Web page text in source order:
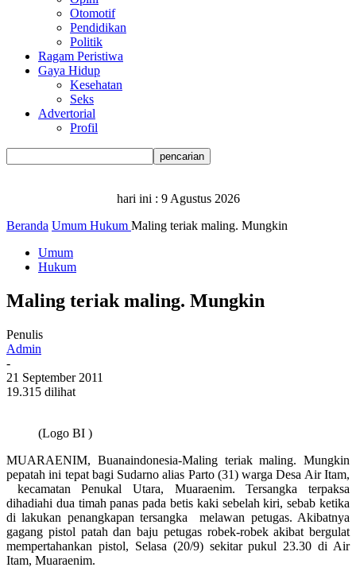
Otomotif
Pendidikan
Politik
Ragam Peristiwa
Gaya Hidup
Kesehatan
Seks
Advertorial
Profil
hari ini : 9 Agustus 2026
Beranda Umum Hukum Maling teriak maling. Mungkin
Umum
Hukum
Maling teriak maling. Mungkin
Penulis
Admin
-
21 September 2011
19.315 dilihat
(Logo BI )
MUARAENIM, Buanaindonesia-Maling teriak maling. Mungkin
pepatah ini tepat bagi Sudarno alias Parto (31) warga Desa Air Itam,
kecamatan Penukal Utara, Muaraenim. Tersangka terpaksa
dihadiahi dua timah panas pada betis kaki sebelah kiri, sebab ketika
di lakukan penangkapan tersangka melawan petugas. Akibatnya
gagang pistol patah dan baju petugas robek-robek akibat bergulat
mempertahankan pistol, Selasa (20/9) sekitar pukul 23.30 di Air
Itam, Muaraenim.